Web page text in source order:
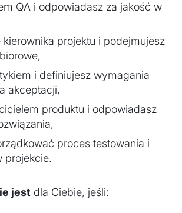
QA i odpowiadasz za jakość w
kierownika projektu i podejmujesz
i definiujesz wymagania
akceptacji,
produktu i odpowiadasz
proces testowania i
projekcie.
jest dla Ciebie, jeśli: